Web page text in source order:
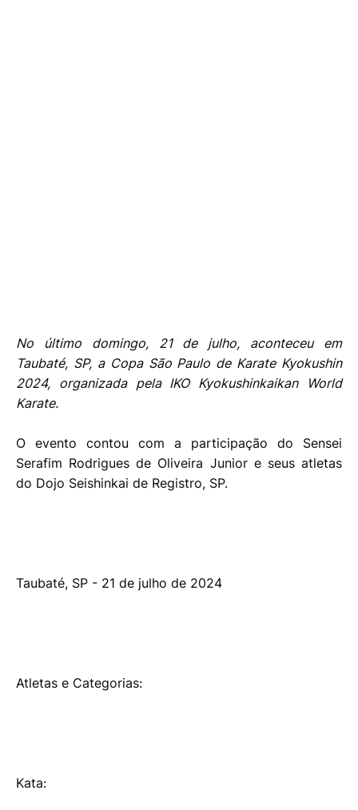
No último domingo, 21 de julho, aconteceu em
Taubaté, SP, a Copa São Paulo de Karate Kyokushin
2024, organizada pela IKO Kyokushinkaikan World
Karate.
O evento contou com a participação do Sensei
Serafim Rodrigues de Oliveira Junior e seus atletas
do Dojo Seishinkai de Registro, SP.
Taubaté, SP - 21 de julho de 2024
Atletas e Categorias:
Kata: